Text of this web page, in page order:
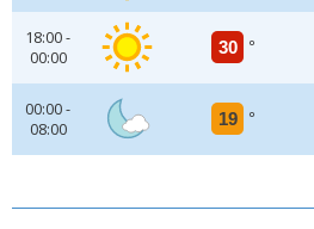
18:00 -
00:00
30 °
00:00 -
08:00
19 °